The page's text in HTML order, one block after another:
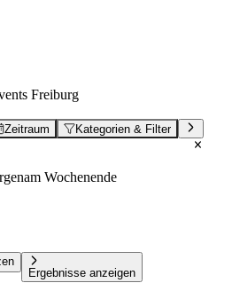
Freiburg
Zeitraum Kategorien & Filter
am Wochenende
Ergebnisse anzeigen